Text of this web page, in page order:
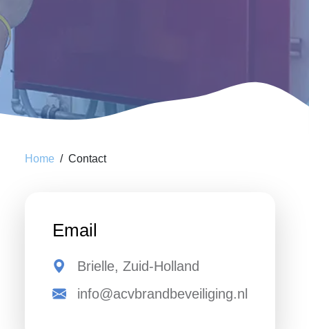
Home Contact
Email
Brielle, Zuid-Holland
info@acvbrandbeveiliging.nl